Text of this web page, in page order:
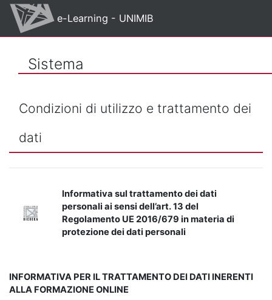
Vai al contenuto principale
e-Learning - UNIMIB
Sistema
Condizioni di utilizzo e trattamento dei
dati
Informativa sul trattamento dei dati
personali ai sensi dell’art. 13 del
Regolamento UE 2016/679 in materia di
protezione dei dati personali
INFORMATIVA PER IL TRATTAMENTO DEI DATI INERENTI
ALLA FORMAZIONE ONLINE